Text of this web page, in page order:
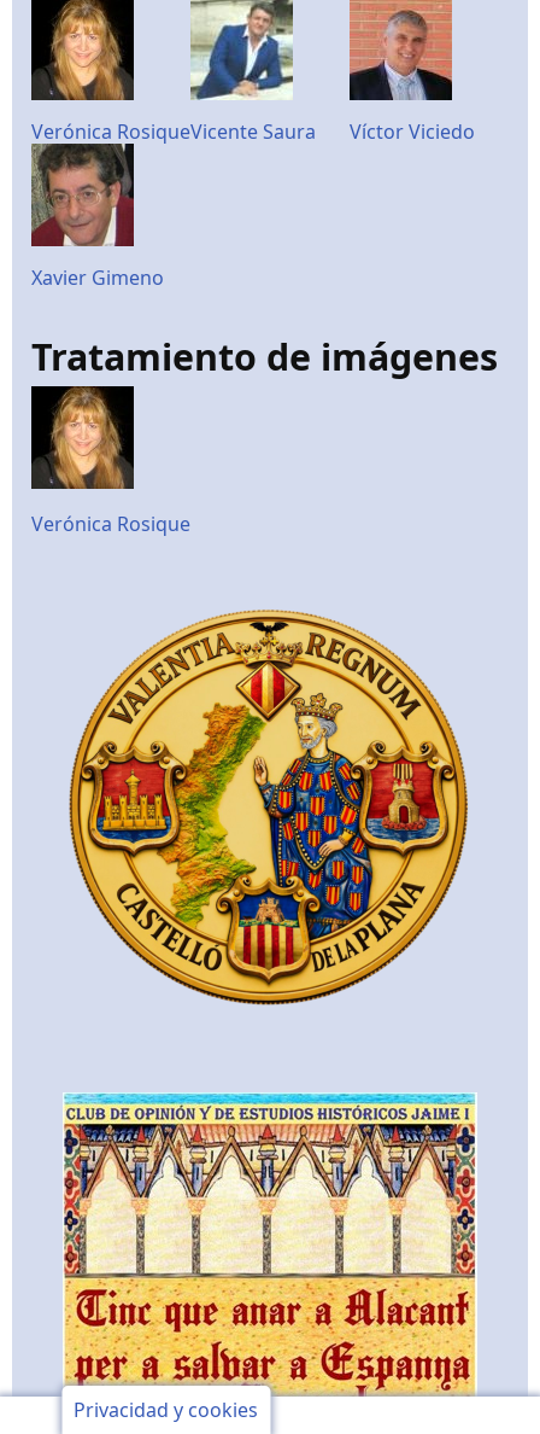
Verónica RosiqueVicente Saura Víctor Viciedo
Xavier Gimeno
Tratamiento de imágenes
Verónica Rosique
Privacidad y cookies